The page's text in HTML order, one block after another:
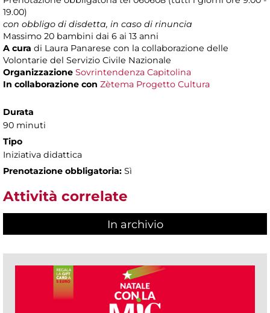
19.00)
con obbligo di disdetta, in caso di rinuncia
Massimo 20 bambini dai 6 ai 13 anni
A cura di Laura Panarese con la collaborazione delle
Volontarie del Servizio Civile Nazionale
Organizzazione Sovrintendenza Capitolina
In collaborazione con Zètema Progetto Cultura
Durata
90 minuti
Tipo
Iniziativa didattica
Prenotazione obbligatoria: Sì
Attività correlate
In archivio